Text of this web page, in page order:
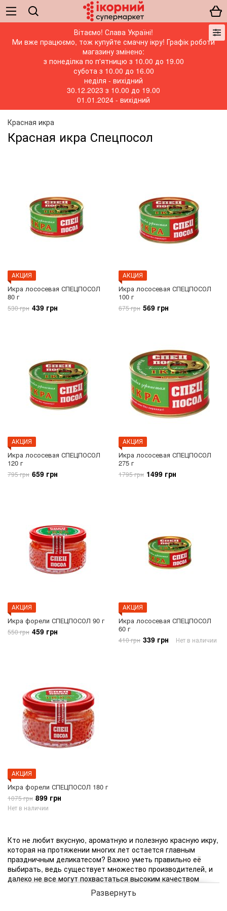
Вітаємо! Слава Україні!
Ми вже працюємо, тож купуйте смачну ікру! Графік роботи
магазину змінено:
з понеділка по п'ятницю з 10.00 до 19.00
субота з 10.00 до 16.00
неділя - вихідний
30.12.2023 з 10.00 до 19.00
01.01.2024 - вихідний
Красная икра
Красная икра Спецпосол
АКЦИЯ
Икра лососевая СПЕЦПОСОЛ
80 г
530 грн 439 грн
АКЦИЯ
Икра лососевая СПЕЦПОСОЛ
100 г
675 грн 569 грн
АКЦИЯ
Икра лососевая СПЕЦПОСОЛ
120 г
795 грн 659 грн
АКЦИЯ
Икра лососевая СПЕЦПОСОЛ
275 г
1795 грн 1499 грн
АКЦИЯ
Икра форели СПЕЦПОСОЛ 90 г
550 грн 459 грн
АКЦИЯ
Икра лососевая СПЕЦПОСОЛ
60 г
410 грн 339 грн Нет в наличии
АКЦИЯ
Икра форели СПЕЦПОСОЛ 180 г
1075 грн 899 грн
Нет в наличии
Кто не любит вкусную, ароматную и полезную красную икру,
которая на протяжении многих лет остается главным
праздничным деликатесом? Важно уметь правильно её
выбирать, ведь существует множество производителей, и
далеко не все могут похвастаться высоким качеством
Развернуть